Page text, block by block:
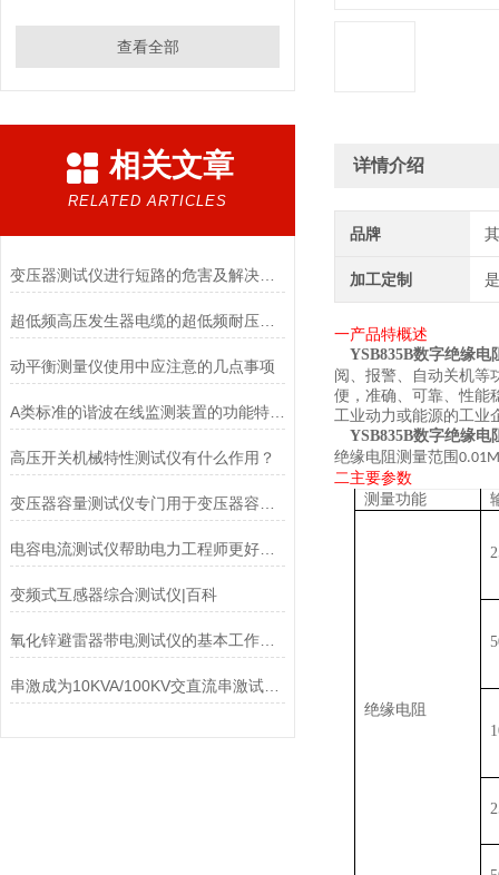
查看全部
相关文章
RELATED ARTICLES
变压器测试仪进行短路的危害及解决这些措施
超低频高压发生器电缆的超低频耐压试验方法
动平衡测量仪使用中应注意的几点事项
​A类标准的谐波在线监测装置的功能特点与参数
高压开关机械特性测试仪有什么作用？
电容电流测试仪帮助电力工程师更好地了解电力系统的运行状态
变频式互感器综合测试仪|百科
氧化锌避雷器带电测试仪的基本工作原理讲解
串激成为10KVA/100KV交直流串激试验变压器该怎样配置
详情介绍
品牌
加工定制
一产品特概述
YSB835B数字绝缘电
阅、报警、自动关机等
便，准确、可靠、性能
工业动力或能源的工业
YSB835B数字绝缘电
绝缘电阻测量范围 0.01M
二主要参数
测量功能
绝缘电阻